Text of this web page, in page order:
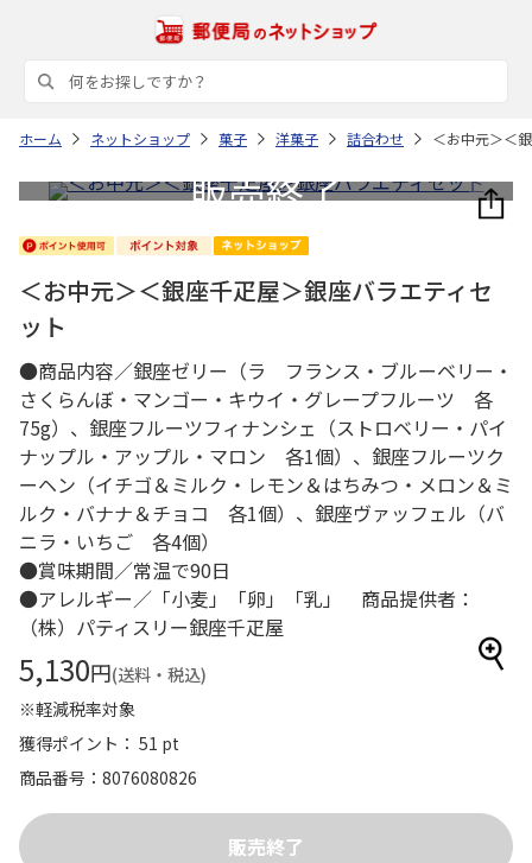
ホーム ネットショップ 菓子 洋菓子 詰合わせ ＜お中元＞＜
＜お中元＞＜銀座千疋屋＞銀座バラエティセ
ット
●商品内容／銀座ゼリー（ラ フランス・ブルーベリー・
さくらんぼ・マンゴー・キウイ・グレープフルーツ 各
75g）、銀座フルーツフィナンシェ（ストロベリー・パイ
ナップル・アップル・マロン 各1個）、銀座フルーツク
ーヘン（イチゴ＆ミルク・レモン＆はちみつ・メロン＆ミ
ルク・バナナ＆チョコ 各1個）、銀座ヴァッフェル（バ
ニラ・いちご 各4個）
●賞味期間／常温で90日
●アレルギー／「小麦」「卵」「乳」 商品提供者：
（株）パティスリー銀座千疋屋
5,130円(送料・税込)
※軽減税率対象
獲得ポイント： 51 pt
商品番号
8076080826